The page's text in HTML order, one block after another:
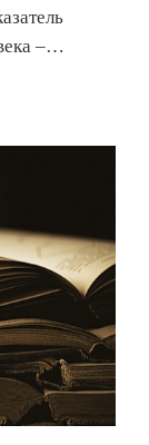
–…